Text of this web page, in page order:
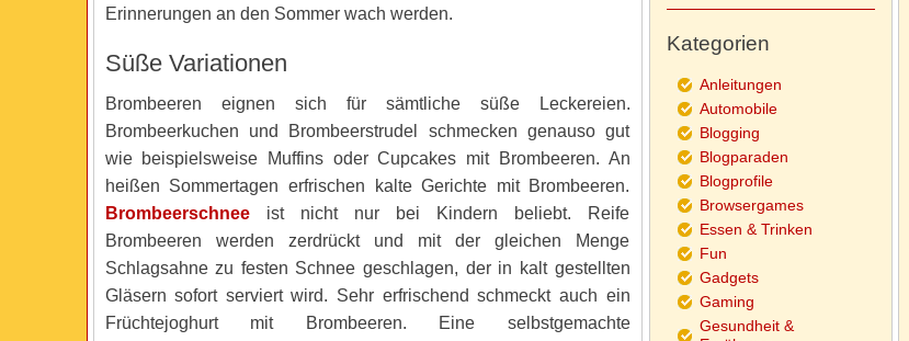
Erinnerungen an den Sommer wach werden.
Süße Variationen
Brombeeren eignen sich für sämtliche süße Leckereien.
Brombeerkuchen und Brombeerstrudel schmecken genauso gut
wie beispielsweise Muffins oder Cupcakes mit Brombeeren. An
heißen Sommertagen erfrischen kalte Gerichte mit Brombeeren.
Brombeerschneeist nicht nur bei Kindern beliebt. Reife
Brombeeren werden zerdrückt und mit der gleichen Menge
Schlagsahne zu festen Schnee geschlagen, der in kalt gestellten
Gläsern sofort serviert wird. Sehr erfrischend schmeckt auch ein
Früchtejoghurt mit Brombeeren. Eine selbstgemachte
Kategorien
Anleitungen
Automobile
Blogging
Blogparaden
Blogprofile
Browsergames
Essen & Trinken
Fun
Gadgets
Gaming
Gesundheit &